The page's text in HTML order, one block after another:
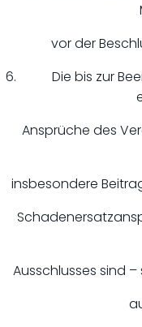
vor der
Die bis zur
Ansprüche des
insbesondere
Ausschlusses sind